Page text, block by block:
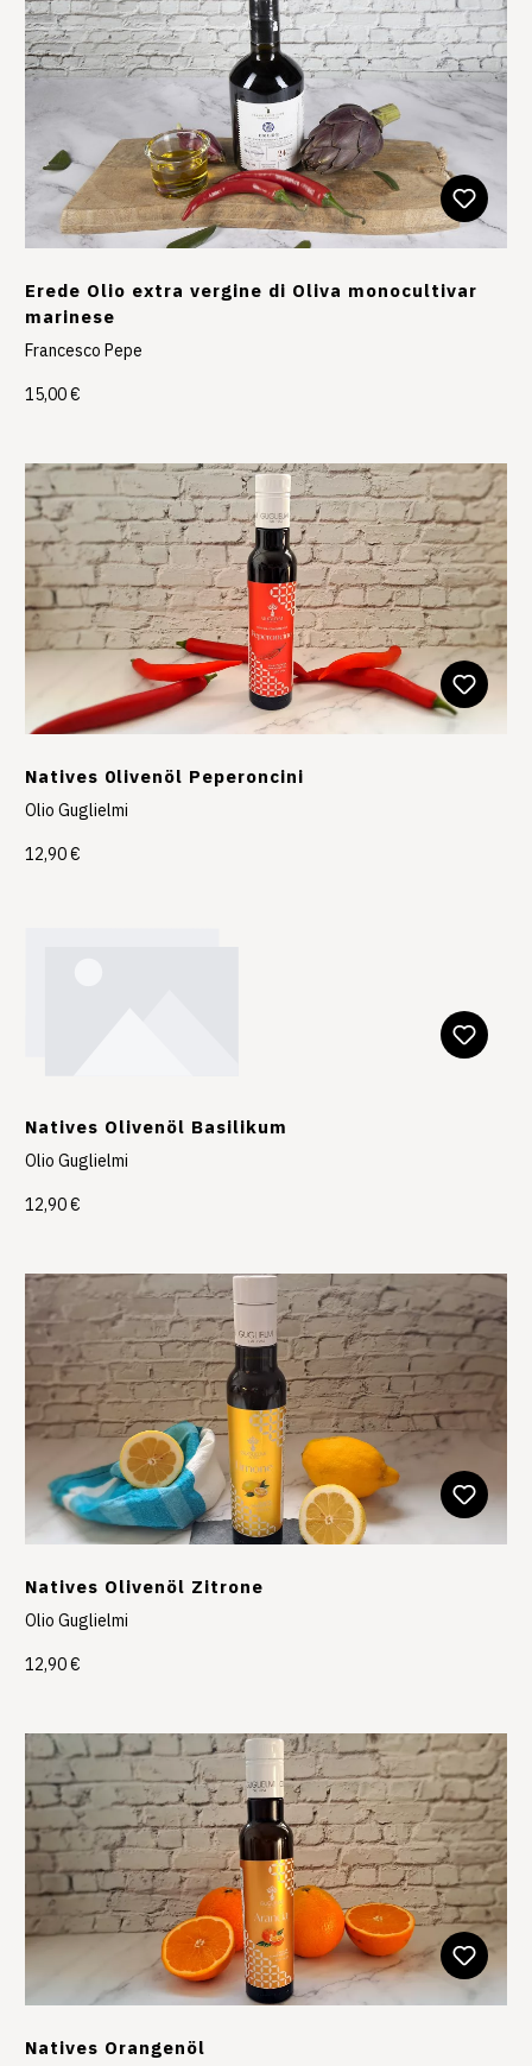
Erede Olio extra vergine di Oliva monocultivar
marinese
Francesco Pepe
15,00 €
Natives 0livenöl Peperoncini
Olio Guglielmi
12,90 €
Natives Olivenöl Basilikum
Olio Guglielmi
12,90 €
Natives Olivenöl Zitrone
Olio Guglielmi
12,90 €
Natives Orangenöl